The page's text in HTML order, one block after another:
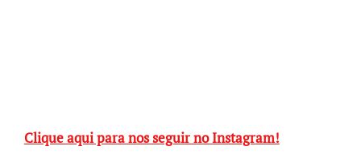
Clique aqui para nos seguir no Instagram!